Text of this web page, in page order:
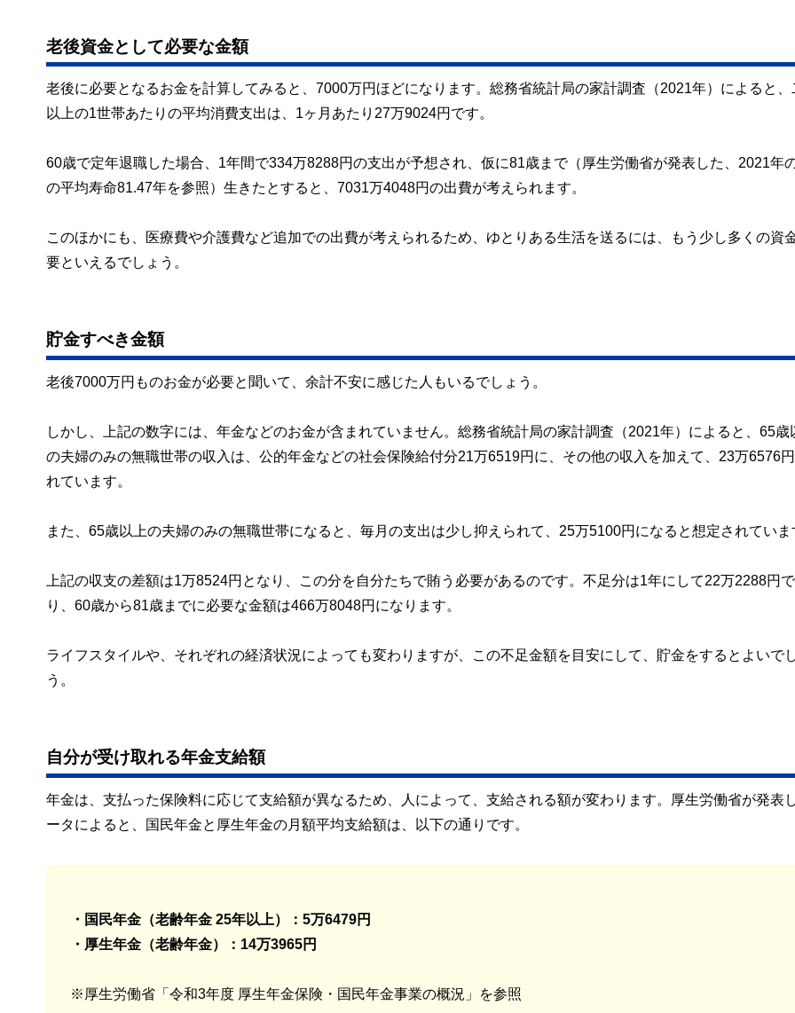
老後資金として必要な金額
老後に必要となるお金を計算してみると、7000万円ほどになります。総務省統計局の家計調査（2021年）によると、
以上の1世帯あたりの平均消費支出は、1ヶ月あたり27万9024円です。
60歳で定年退職した場合、1年間で334万8288円の支出が予想され、仮に81歳まで（厚生労働省が発表した、2021年
の平均寿命81.47年を参照）生きたとすると、7031万4048円の出費が考えられます。
このほかにも、医療費や介護費など追加での出費が考えられるため、ゆとりある生活を送るには、もう少し多くの資
要といえるでしょう。
貯金すべき金額
老後7000万円ものお金が必要と聞いて、余計不安に感じた人もいるでしょう。
しかし、上記の数字には、年金などのお金が含まれていません。総務省統計局の家計調査（2021年）によると、65歳
の夫婦のみの無職世帯の収入は、公的年金などの社会保険給付分21万6519円に、その他の収入を加えて、23万6576
れています。
また、65歳以上の夫婦のみの無職世帯になると、毎月の支出は少し抑えられて、25万5100円になると想定されていま
上記の収支の差額は1万8524円となり、この分を自分たちで賄う必要があるのです。不足分は1年にして22万2288円
り、60歳から81歳までに必要な金額は466万8048円になります。
ライフスタイルや、それぞれの経済状況によっても変わりますが、この不足金額を目安にして、貯金をするとよいで
う。
自分が受け取れる年金支給額
年金は、支払った保険料に応じて支給額が異なるため、人によって、支給される額が変わります。厚生労働省が発表
ータによると、国民年金と厚生年金の月額平均支給額は、以下の通りです。
・国民年金（老齢年金 25年以上）：5万6479円
・厚生年金（老齢年金）：14万3965円
※厚生労働省「令和3年度 厚生年金保険・国民年金事業の概況」を参照